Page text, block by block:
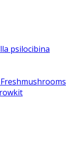
psilocibina